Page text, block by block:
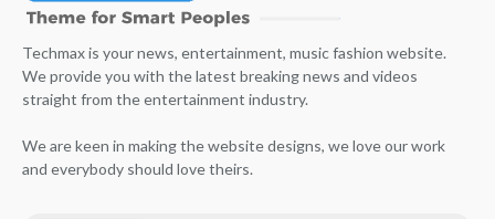
Techmax is your news, entertainment, music fashion website.
We provide you with the latest breaking news and videos
straight from the entertainment industry.
We are keen in making the website designs, we love our work
and everybody should love theirs.